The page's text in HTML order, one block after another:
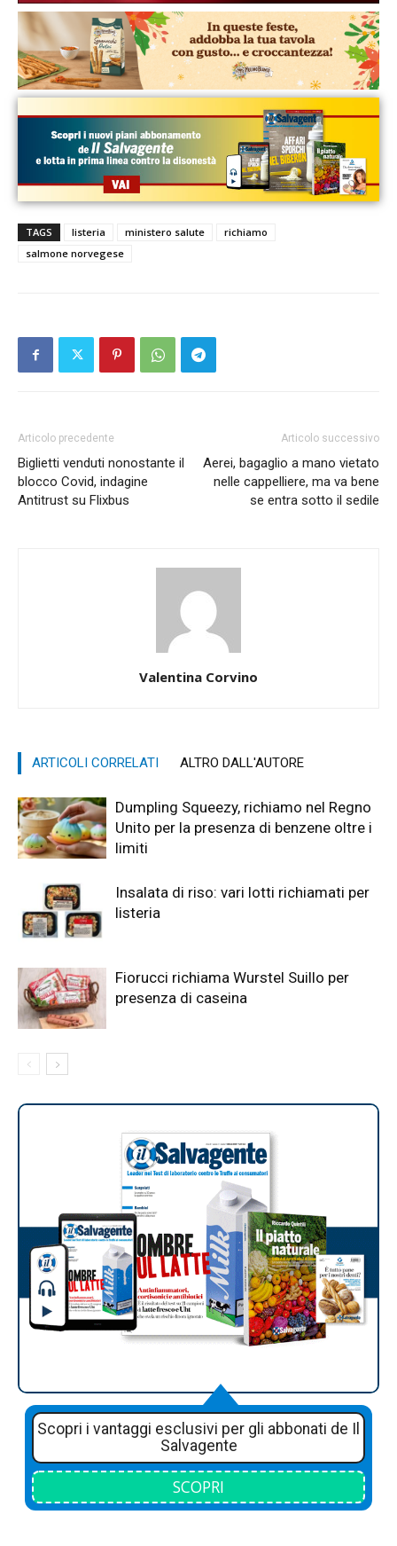
TAGS listeria ministero salute
richiamo
salmone norvegese
Articolo precedente
Biglietti venduti nonostante il
blocco Covid, indagine
Antitrust su Flixbus
Articolo successivo
Aerei, bagaglio a mano vietato
nelle cappelliere, ma va bene
se entra sotto il sedile
Valentina Corvino
ARTICOLI CORRELATI ALTRO DALL'AUTORE
Dumpling Squeezy, richiamo nel Regno
Unito per la presenza di benzene oltre i
limiti
Insalata di riso: vari lotti richiamati per
listeria
Fiorucci richiama Wurstel Suillo per
presenza di caseina
Scopri i vantaggi esclusivi per gli abbonati de Il
Salvagente
SCOPRI